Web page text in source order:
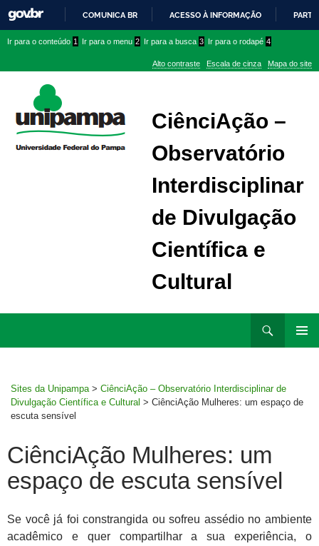
PARA
CONTEÚDO
COMUNICA BR ACESSO À INFORMAÇÃO
conteúdo
menu
superior
menu
Ir para o conteúdo 1 Ir para o menu 2 Ir para a busca 3 Ir para o rodapé 4
Alto contraste Escala de cinza Mapa do site
CiênciAção –
Observatório
Interdisciplinar
de Divulgação
Científica e
Cultural
Sites da Unipampa > CiênciAção – Observatório Interdisciplinar de
Divulgação Científica e Cultural > CiênciAção Mulheres: um espaço de
escuta sensível
CiênciAção Mulheres: um
espaço de escuta sensível
Se você já foi constrangida ou sofreu assédio no ambiente
acadêmico e quer compartilhar a sua experiência, o